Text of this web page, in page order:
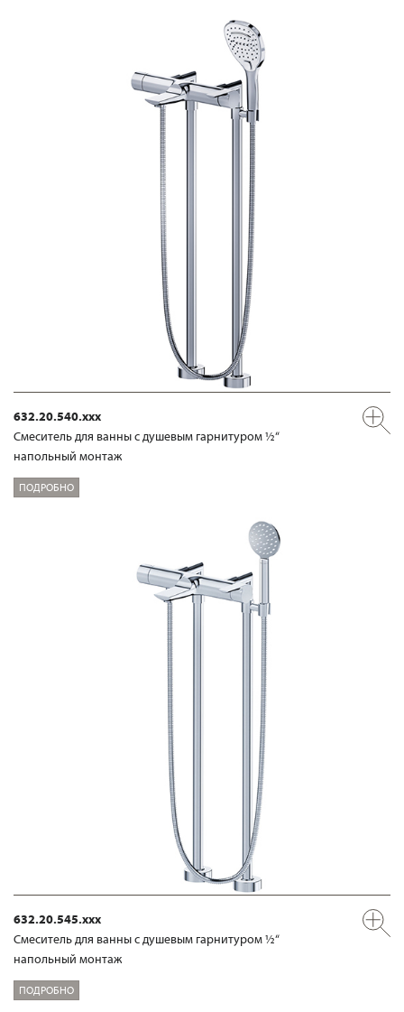
632.20.540.xxx
Смеситель для ванны с душевым гарнитуром ½“
напольный монтаж
ПОДРОБНО
632.20.545.xxx
Смеситель для ванны с душевым гарнитуром ½“
напольный монтаж
ПОДРОБНО